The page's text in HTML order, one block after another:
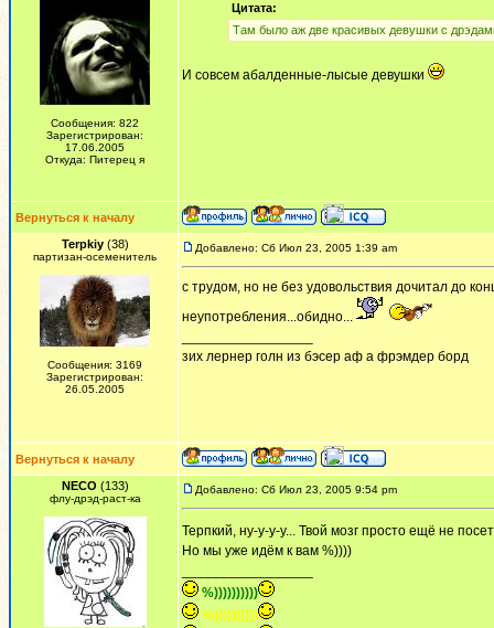
Сообщения: 822
Зарегистрирован:
17.06.2005
Откуда: Питерец я
Цитата:
Там было аж две красивых девушки с
И совсем абалденные-лысые девушки
Вернуться к началу
Terpkiy(38)
партизан-осеменитель
Сообщения: 3169
Зарегистрирован:
26.05.2005
Добавлено: Сб Июл 23, 2005 1:39 am
с трудом, но не без удовольствия дочитал до
неупотребления...обидно...
зих лернер голн из бэсер аф а фрэмдер борд
Вернуться к началу
NECO (133)
флу-дрэд-раст-ка
Добавлено: Сб Июл 23, 2005 9:54 pm
Терпкий, ну-у-у-у... Твой мозг просто ещё не
Но мы уже идём к вам %))))
%))))))))))
%))))))))))